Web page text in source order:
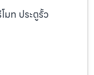
มท ประตูรั้ว